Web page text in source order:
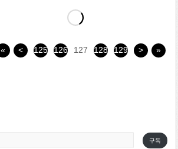
« < 125 126 127 128 129 > »
구독